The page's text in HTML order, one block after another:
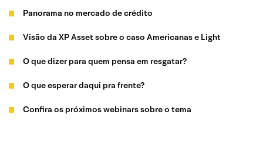
Panorama no mercado de crédito
Visão da XP Asset sobre o caso Americanas e Light
O que dizer para quem pensa em resgatar?
O que esperar daqui pra frente?
Confira os próximos webinars sobre o tema